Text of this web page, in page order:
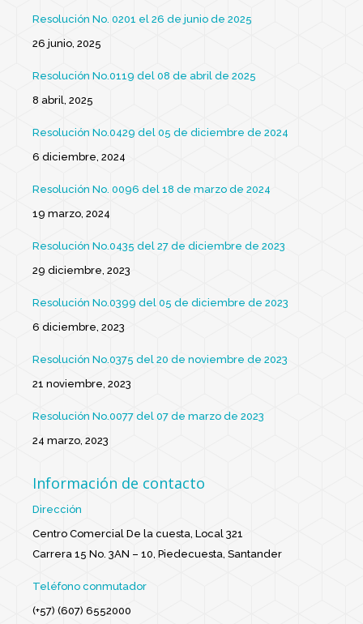
Resolución No. 0201 el 26 de junio de 2025
26 junio, 2025
Resolución No.0119 del 08 de abril de 2025
8 abril, 2025
Resolución No.0429 del 05 de diciembre de 2024
6 diciembre, 2024
Resolución No. 0096 del 18 de marzo de 2024
19 marzo, 2024
Resolución No.0435 del 27 de diciembre de 2023
29 diciembre, 2023
Resolución No.0399 del 05 de diciembre de 2023
6 diciembre, 2023
Resolución No.0375 del 20 de noviembre de 2023
21 noviembre, 2023
Resolución No.0077 del 07 de marzo de 2023
24 marzo, 2023
Información de contacto
Dirección
Centro Comercial De la cuesta, Local 321
Carrera 15 No. 3AN – 10, Piedecuesta, Santander
Teléfono conmutador
(+57) (607) 6552000